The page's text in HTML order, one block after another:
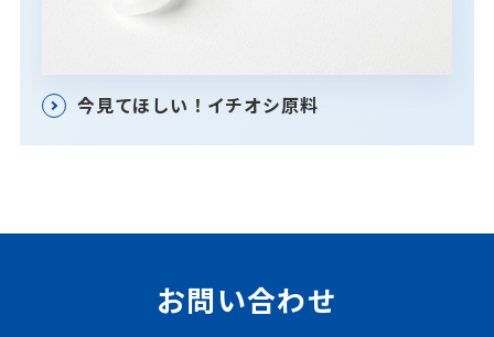
今見てほしい！イチオシ原料
お問い合わせ